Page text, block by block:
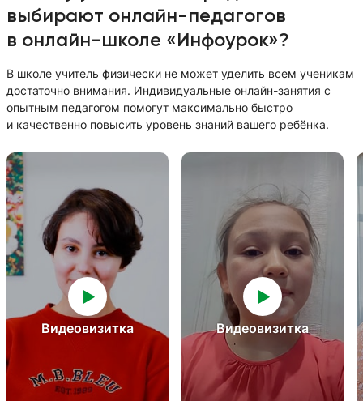
выбирают онлайн-педагогов
в онлайн-школе «Инфоурок»?
В школе учитель физически не может уделить всем ученикам
достаточно внимания. Индивидуальные онлайн-занятия с
опытным педагогом помогут максимально быстро
и качественно повысить уровень знаний вашего ребёнка.
Видеовизитка Видеовизитка